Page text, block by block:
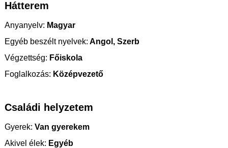
Hátterem
Anyanyelv: Magyar
Egyéb beszélt nyelvek: Angol, Szerb
Végzettség: Főiskola
Foglalkozás: Középvezető
Családi helyzetem
Gyerek: Van gyerekem
Akivel élek: Egyéb